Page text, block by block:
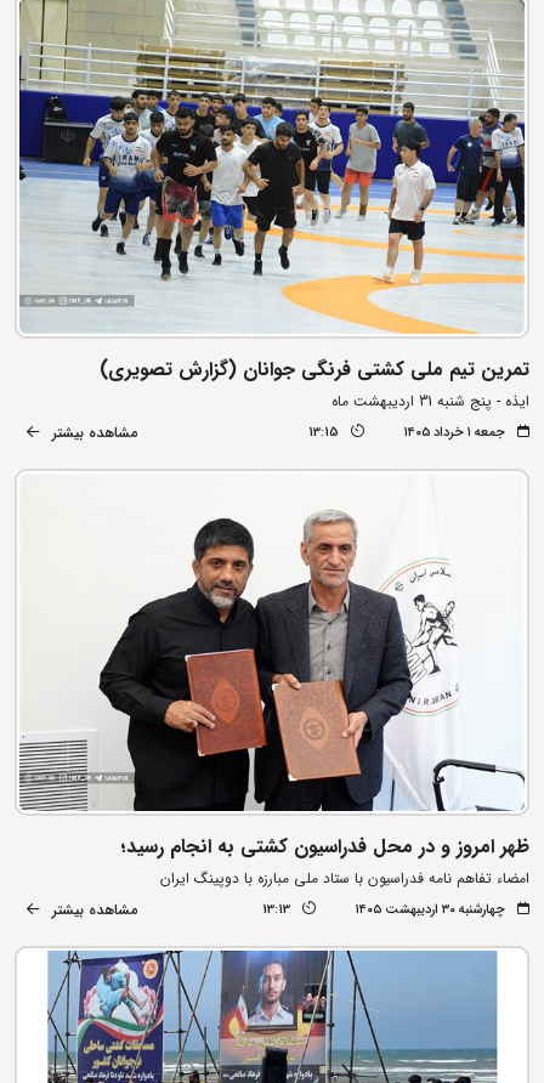
تمرین تیم ملی کشتی فرنگی جوانان (گزارش تصویری)
ایذه - پنج شنبه 31 اردیبهشت ماه
جمعه ۱ خرداد ۱۴۰۵ 13:15 مشاهده بیشتر
ظهر امروز و در محل فدراسیون کشتی به انجام رسید؛
امضاء تفاهم نامه فدراسیون با ستاد ملی مبارزه با دوپینگ ایران
چهارشنبه ۳۰ اردیبهشت ۱۴۰۵ 13:13 مشاهده بیشتر